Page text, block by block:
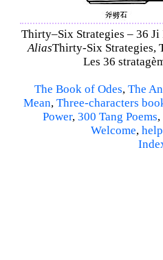
Thirty–Six Strategies – 36
AliasThirty-Six Strategies,
Les 36
The Book of Odes, The
Mean, Three-characters
Power, 300 Tang Poems,
Welcome, help